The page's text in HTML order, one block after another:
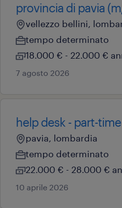
provincia di pavia
vellezzo bellini,
tempo determinato
18.000 € - 22.000 €
7 agosto 2026
help desk - part-
pavia, lombardia
tempo determinato
22.000 € - 28.000 €
10 aprile 2026